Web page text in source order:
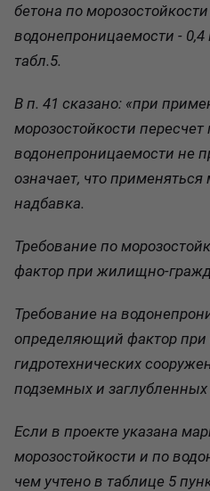
бетона по
водонепроницаемости -
табл.5.
В п. 41 сказано: «при
морозостойкости пересчет
водонепроницаемости не
означает, что
надбавка.
Требование по
фактор при жилищно-
Требование на
определяющий фактор при
гидротехнических
подземных и
Если в проекте указана
морозостойкости и по
чем учтено в таблице 5